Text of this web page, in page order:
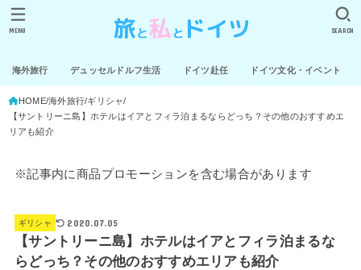
海外旅行 デュッセルドルフ生活 ドイツ赴任 ドイツ文化・イベント
SEARCH
MENU
HOME 海外旅行 ギリシャ
【サントリーニ島】ホテルはイアとフィラ泊まるならどっち？その他のおすすめエ
リアも紹介
※記事内に商品プロモーションを含む場合があります
ギリシャ 2020.07.05
【サントリーニ島】ホテルはイアとフィラ泊まるな
らどっち？その他のおすすめエリアも紹介